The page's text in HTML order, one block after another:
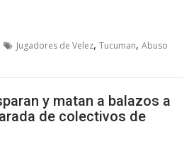
Jugadores de Velez,Tucuman,Abuso
y matan a balazos a
de colectivos de